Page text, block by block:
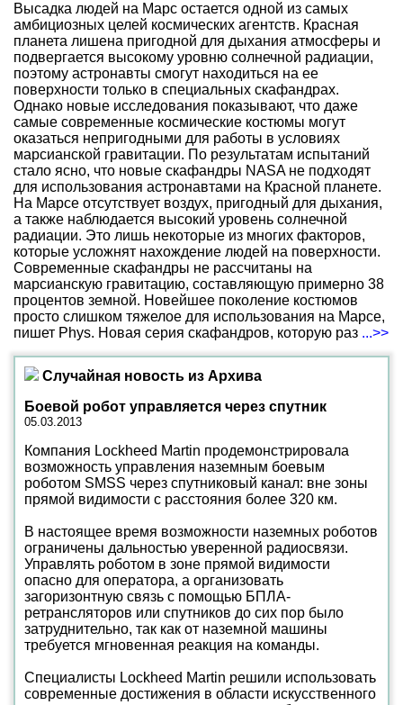
Высадка людей на Марс остается одной из самых
амбициозных целей космических агентств. Красная
планета лишена пригодной для дыхания атмосферы и
подвергается высокому уровню солнечной радиации,
поэтому астронавты смогут находиться на ее
поверхности только в специальных скафандрах.
Однако новые исследования показывают, что даже
самые современные космические костюмы могут
оказаться непригодными для работы в условиях
марсианской гравитации. По результатам испытаний
стало ясно, что новые скафандры NASA не подходят
для использования астронавтами на Красной планете.
На Марсе отсутствует воздух, пригодный для дыхания,
а также наблюдается высокий уровень солнечной
радиации. Это лишь некоторые из многих факторов,
которые усложнят нахождение людей на поверхности.
Современные скафандры не рассчитаны на
марсианскую гравитацию, составляющую примерно 38
процентов земной. Новейшее поколение костюмов
просто слишком тяжелое для использования на Марсе,
пишет Phys. Новая серия скафандров, которую раз ...>>
Случайная новость из Архива
Боевой робот управляется через спутник
05.03.2013
Компания Lockheed Martin продемонстрировала
возможность управления наземным боевым
роботом SMSS через спутниковый канал: вне зоны
прямой видимости с расстояния более 320 км.
В настоящее время возможности наземных роботов
ограничены дальностью уверенной радиосвязи.
Управлять роботом в зоне прямой видимости
опасно для оператора, а организовать
загоризонтную связь с помощью БПЛА-
ретрансляторов или спутников до сих пор было
затруднительно, так как от наземной машины
требуется мгновенная реакция на команды.
Специалисты Lockheed Martin решили использовать
современные достижения в области искусственного